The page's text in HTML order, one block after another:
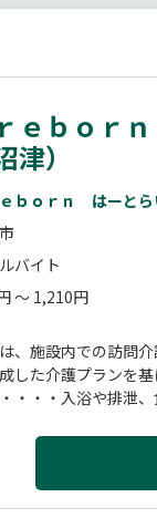
ｅｂｏｒ
）
ｂｏｒｎ はーとら
バイト
～ 1,210円
、施設内での訪問
した介護プランを
・・・入浴や排泄